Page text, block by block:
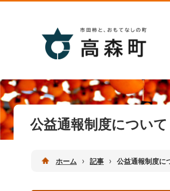
公益通報制度について
ホーム › 記事 › 公益通報制度に